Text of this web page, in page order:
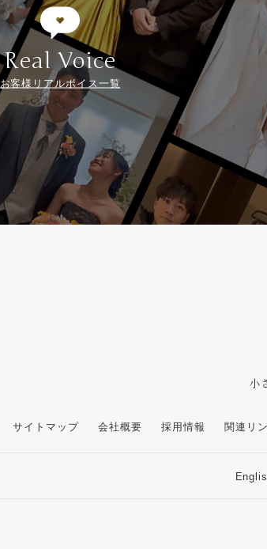
Real Voice
お客様リアルボイス一覧
小
サイトマップ 会社概要 採用情報 関連リ